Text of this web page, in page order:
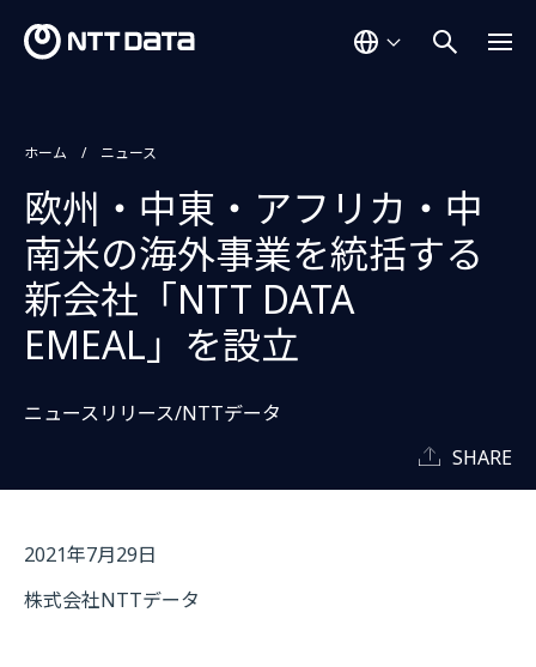
ホーム ニュース
欧州・中東・アフリカ・中
南米の海外事業を統括する
新会社「NTT DATA
EMEAL」を設立
ニュースリリース/NTTデータ
SHARE
2021年7月29日
株式会社NTTデータ